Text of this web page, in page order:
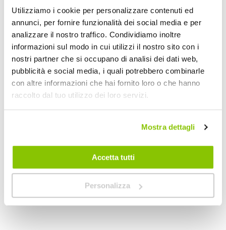
Utilizziamo i cookie per personalizzare contenuti ed
annunci, per fornire funzionalità dei social media e per
analizzare il nostro traffico. Condividiamo inoltre
informazioni sul modo in cui utilizzi il nostro sito con i
nostri partner che si occupano di analisi dei dati web,
pubblicità e social media, i quali potrebbero combinarle
con altre informazioni che hai fornito loro o che hanno
raccolto dal tuo utilizzo dei loro servizi.
Mostra dettagli
Accetta tutti
Personalizza
Tendine Personalizzate Privacy Privacy Land Rover
Spedizione gratuita!
Tendine
LAMPA
Spedizione gratuita!